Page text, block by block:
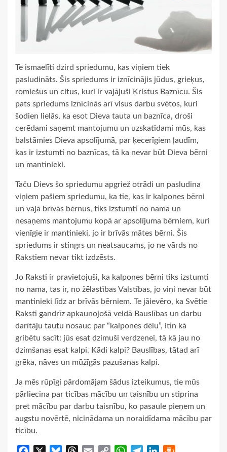
Te ismaelīti dzird spriedumu, kas viņiem tiek
pasludināts. Šis spriedums ir iznīcinājis jūdus, grieķus,
romiešus un citus, kuri ir vajājuši Kristus Baznīcu. Šis
pats spriedums iznīcinās arī visus darbu svētos, kuri
šodien lielās, ka esot Dieva tauta un baznīca, droši
cerēdami saņemt mantojumu un uzskatīdami mūs, kas
balstāmies Dieva apsolījumā, par ķecerīgiem ļaudīm,
kas ir izstumti no baznīcas, tā ka nevar būt Dieva bērni
un mantinieki.
Taču Dievs šo spriedumu apgriež otrādi un pasludina
viņiem pašiem spriedumu, ka tie, kas ir kalpones bērni
un vajā brīvās bērnus, tiks izstumti no nama un
nesaņems mantojumu kopā ar apsolījuma bērniem, kuri
vienīgie ir mantinieki, jo ir brīvās mātes bērni. Šis
spriedums ir stingrs un neatsaucams, jo ne vārds no
Rakstiem nevar tikt izdzēsts.
Jo Raksti ir pravietojuši, ka kalpones bērni tiks izstumti
no nama, tas ir, no žēlastības Valstības, jo viņi nevar būt
mantinieki līdz ar brīvās bērniem. Te jāievēro, ka Svētie
Raksti gandrīz apkaunojošā veidā Bauslības un darbu
darītāju tautu nosauc par “kalpones dēlu”, itin kā
gribētu sacīt: jūs esat dzimuši verdzenei, tā kā jau no
dzimšanas esat kalpi. Kādi kalpi? Bauslības, tātad arī
grēka, nāves un mūžīgās pazušanas kalpi.
Ja mēs rūpīgi pārdomājam šādus izteikumus, tie mūs
pārliecina par ticības mācību un taisnību un stiprina
pret mācību par darbu taisnību, ko pasaule pieņem un
augstu novērtē, nicinādama un noraidīdama mācību par
ticību.